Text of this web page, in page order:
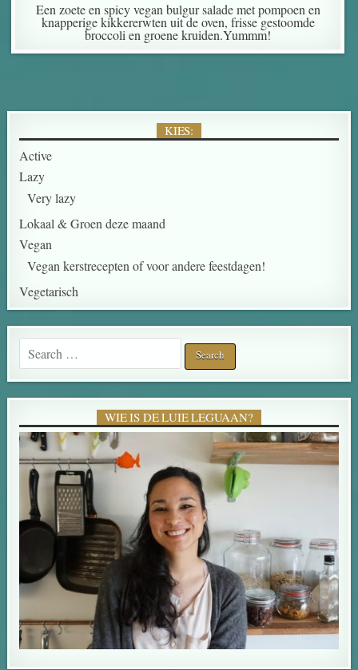
Een zoete en spicy vegan bulgur salade met pompoen en
knapperige kikkererwten uit de oven, frisse gestoomde
broccoli en groene kruiden.Yummm!
KIES:
Active
Lazy
Very lazy
Lokaal & Groen deze maand
Vegan
Vegan kerstrecepten of voor andere feestdagen!
Vegetarisch
Search for:
WIE IS DE LUIE LEGUAAN?